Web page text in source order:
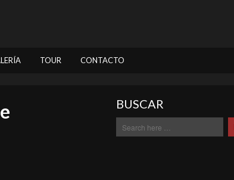
TOUR CONTACTO
BUSCAR